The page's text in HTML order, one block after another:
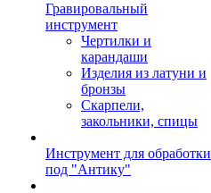
Гравировальный
инструмент
Чертилки и
карандаши
Изделия из латуни и
бронзы
Скарпели,
закольники, спицы
Инструмент для обработки
под "Антику"